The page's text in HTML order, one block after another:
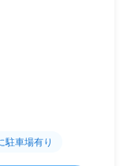
駐車場有り